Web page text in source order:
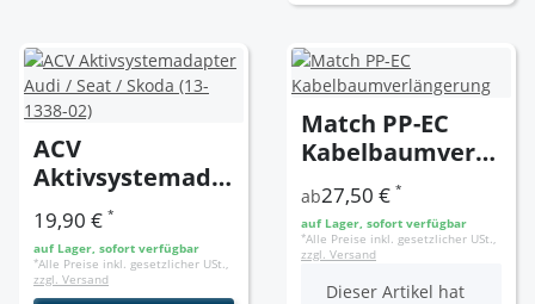
ACV
Aktivsystemada
pter Audi / Seat
/ Skoda (13-1338-
02)
19,90 € *
auf Lager, sofort verfügbar
*Alle Preise inkl. gesetzlicher USt.,
zzgl. Versand
Match PP-EC
Kabelbaumverlä
ngerung
ab27,50 € *
auf Lager, sofort verfügbar
*Alle Preise inkl. gesetzlicher USt.,
zzgl. Versand
x
Dieser Artikel hat